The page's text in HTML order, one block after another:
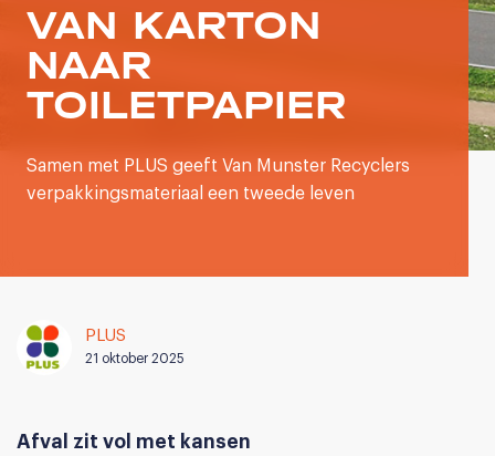
VAN KARTON
NAAR
TOILETPAPIER
Samen met PLUS geeft Van Munster Recyclers
verpakkingsmateriaal een tweede leven
PLUS
21 oktober 2025
Afval zit vol met kansen